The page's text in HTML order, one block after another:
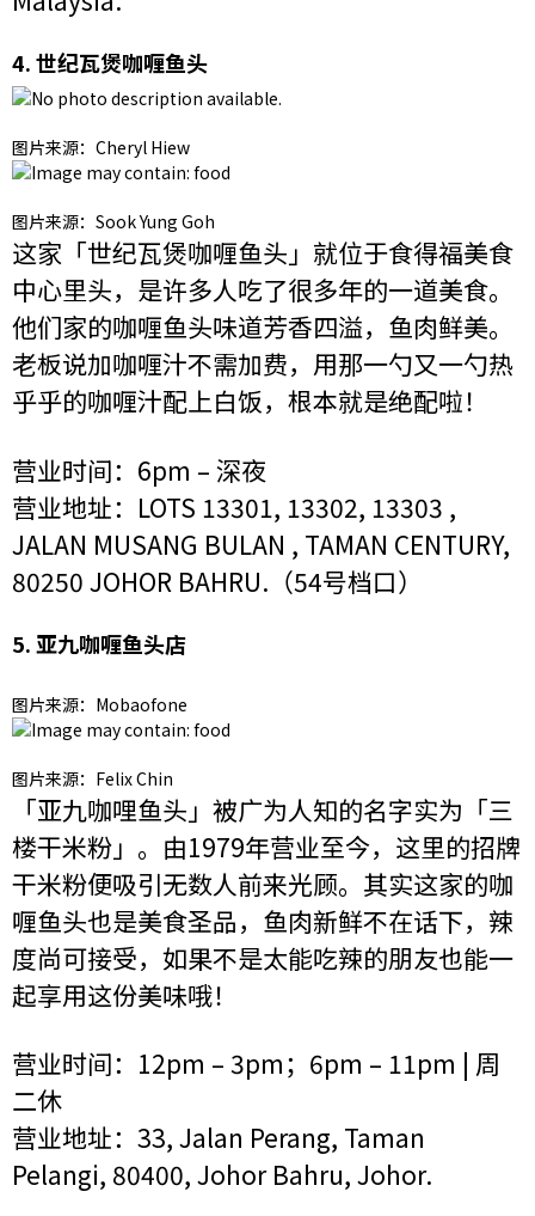
4. 世纪瓦煲咖喱鱼头
图片来源：Cheryl Hiew‎
图片来源：‎Sook Yung Goh
这家「世纪瓦煲咖喱鱼头」就位于食得福美食
中心里头，是许多人吃了很多年的一道美食。
他们家的咖喱鱼头味道芳香四溢，鱼肉鲜美。
老板说加咖喱汁不需加费，用那一勺又一勺热
乎乎的咖喱汁配上白饭，根本就是绝配啦！
营业时间：6pm – 深夜
营业地址：LOTS 13301, 13302, 13303 ,
JALAN MUSANG BULAN , TAMAN CENTURY,
80250 JOHOR BAHRU.（54号档口）
5. 亚九咖喱鱼头店
图片来源：Mobaofone
图片来源：Felix Chin
「亚九咖哩鱼头」被广为人知的名字实为「三
楼干米粉」。由1979年营业至今，这里的招牌
干米粉便吸引无数人前来光顾。其实这家的咖
喱鱼头也是美食圣品，鱼肉新鲜不在话下，辣
度尚可接受，如果不是太能吃辣的朋友也能一
起享用这份美味哦！
营业时间：12pm – 3pm；6pm – 11pm | 周
二休
营业地址：33, Jalan Perang, Taman
Pelangi, 80400, Johor Bahru, Johor.